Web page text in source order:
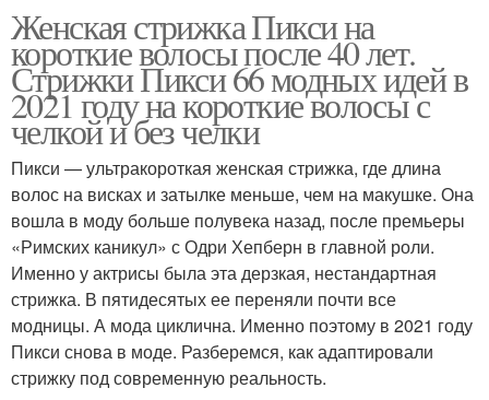
Женская стрижка Пикси на
короткие волосы после 40 лет.
Стрижки Пикси 66 модных идей в
2021 году на короткие волосы с
челкой и без челки
Пикси — ультракороткая женская стрижка, где длина
волос на висках и затылке меньше, чем на макушке. Она
вошла в моду больше полувека назад, после премьеры
«Римских каникул» с Одри Хепберн в главной роли.
Именно у актрисы была эта дерзкая, нестандартная
стрижка. В пятидесятых ее переняли почти все
модницы. А мода циклична. Именно поэтому в 2021 году
Пикси снова в моде. Разберемся, как адаптировали
стрижку под современную реальность.